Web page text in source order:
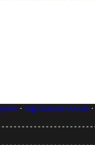
Jogi dokumentumok